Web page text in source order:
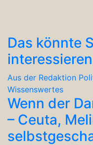
Das könnte
interessieren
Aus der Redaktion
Wissenswertes
Wenn der
– Ceuta,